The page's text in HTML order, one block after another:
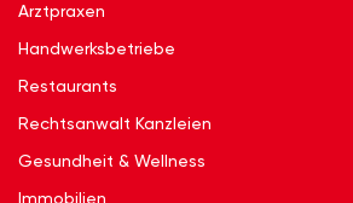
Arztpraxen
Handwerksbetriebe
Restaurants
Rechtsanwalt Kanzleien
Gesundheit & Wellness
Immobilien